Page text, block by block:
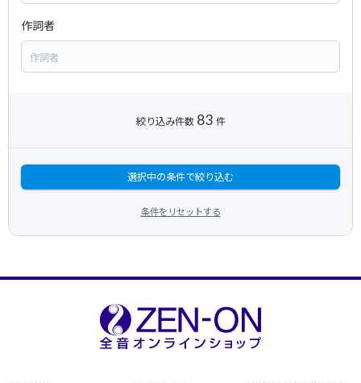
作詞者
絞り込み件数 83 件
選択中の条件で絞り込む
条件をリセットする